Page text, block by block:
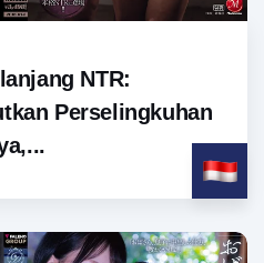
NTR:
Perselingkuhan